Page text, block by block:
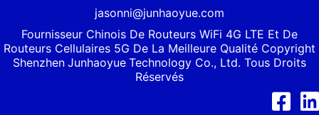
jasonni@junhaoyue.com
Fournisseur Chinois De Routeurs WiFi 4G LTE Et De
Routeurs Cellulaires 5G De La Meilleure Qualité Copyright
Shenzhen Junhaoyue Technology Co., Ltd. Tous Droits
Réservés
Facebook